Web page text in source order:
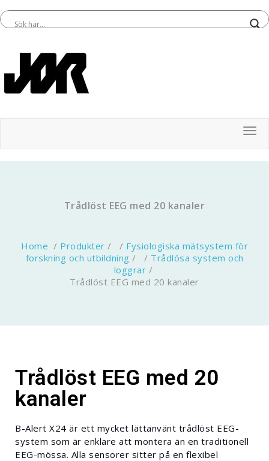
Trådlöst EEG med 20 kanaler
Home / Produkter / / Fysiologiska mätsystem för
forskning och utbildning / / Trådlösa system och
loggrar /
Trådlöst EEG med 20 kanaler
Trådlöst EEG med 20
kanaler
B-Alert X24 är ett mycket lättanvänt trådlöst EEG-
system som är enklare att montera än en traditionell
EEG-mössa. Alla sensorer sitter på en flexibel